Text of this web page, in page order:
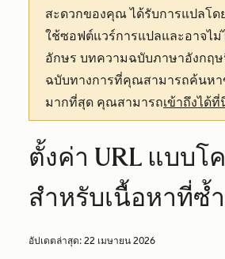
สะดวกของคุณได้รับการแปลโ
ใช้ซอฟต์แวร์การแปลและอาจไ
อักษร บทความฉบับภาษาอังกฤ
ฉบับทางการที่คุณสามารถค้นห
มากที่สุด คุณสามารถเข้าถึงได้ที่
ตั้งค่า URL แบบโ
สำหรับเนื้อหาที่ซ้
อัปเดตล่าสุด: 22 เมษายน 2026